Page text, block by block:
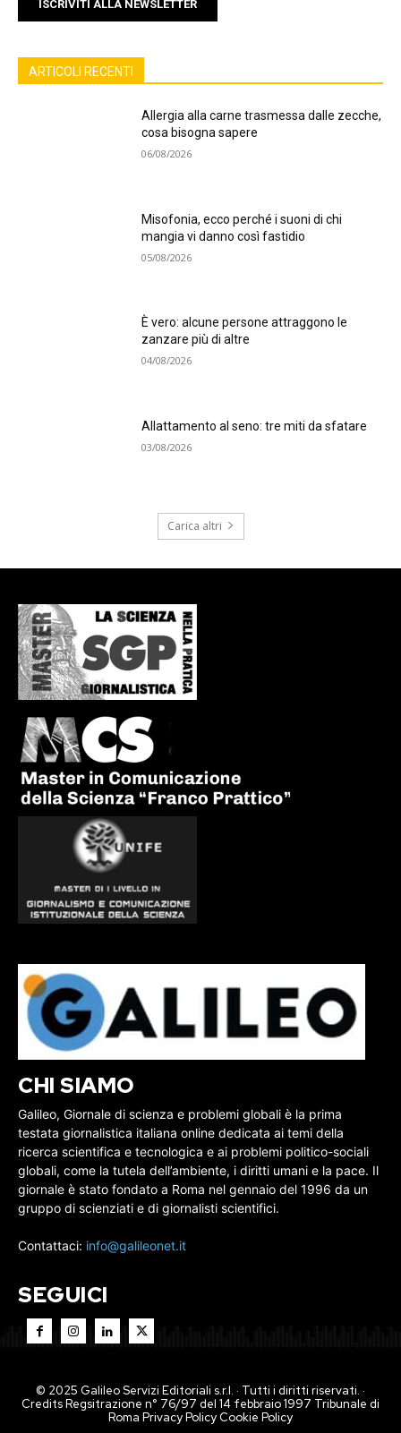
ISCRIVITI ALLA NEWSLETTER
ARTICOLI RECENTI
Allergia alla carne trasmessa dalle zecche,
cosa bisogna sapere
06/08/2026
Misofonia, ecco perché i suoni di chi
mangia vi danno così fastidio
05/08/2026
È vero: alcune persone attraggono le
zanzare più di altre
04/08/2026
Allattamento al seno: tre miti da sfatare
03/08/2026
Carica altri
CHI SIAMO
Galileo, Giornale di scienza e problemi globali è la prima
testata giornalistica italiana online dedicata ai temi della
ricerca scientifica e tecnologica e ai problemi politico-sociali
globali, come la tutela dell’ambiente, i diritti umani e la pace. Il
giornale è stato fondato a Roma nel gennaio del 1996 da un
gruppo di scienziati e di giornalisti scientifici.
Contattaci: info@galileonet.it
SEGUICI
© 2025 Galileo Servizi Editoriali s.r.l. · Tutti i diritti riservati. ·
Credits Regsitrazione n° 76/97 del 14 febbraio 1997 Tribunale di
Roma Privacy PolicyCookie Policy